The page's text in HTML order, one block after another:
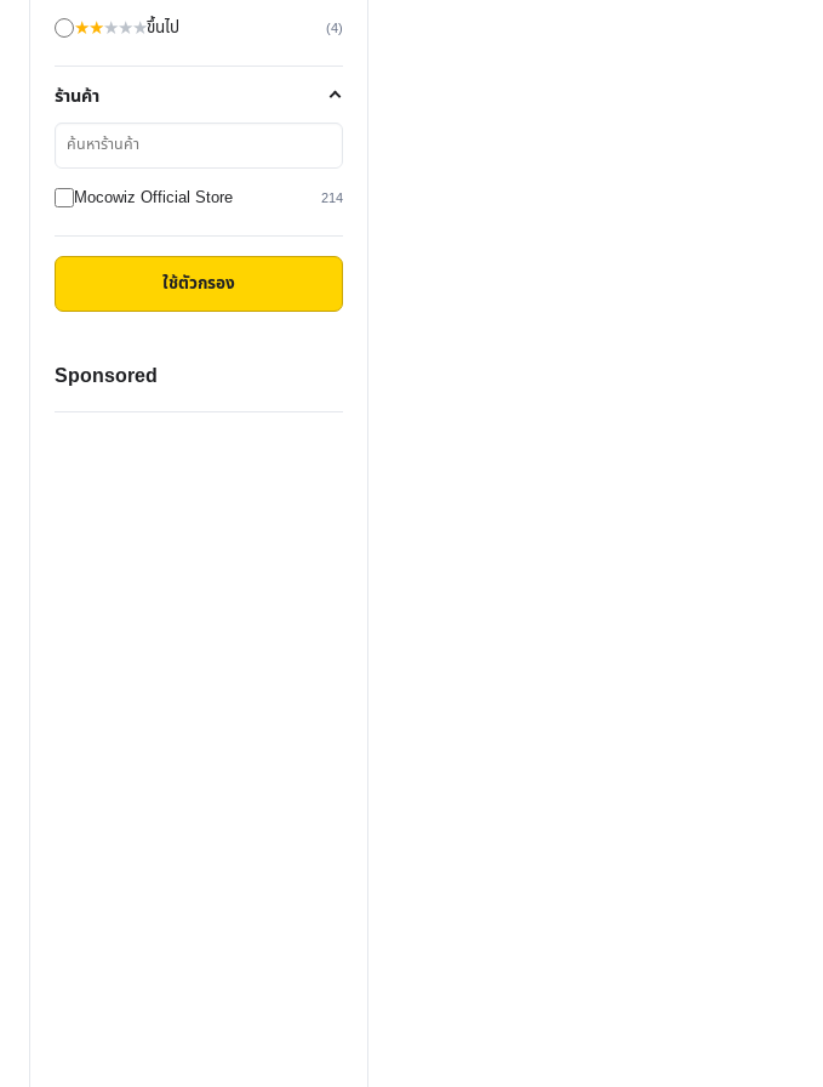
★★★★★ขึ้นไป (4)
ร้านค้า
ค้นหา
ร้าน
ค้าMocowiz Official Store 214
ใช้ตัวกรอง
Sponsored